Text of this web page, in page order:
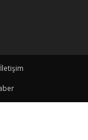
İletişim